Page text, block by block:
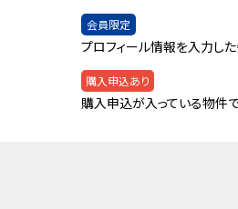
会員限定
プロフィール情報を入力し
購入申込あり
購入申込が入っている物件で